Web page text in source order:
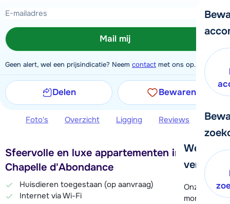
We
verder!
Onze
moment
Mail mij
Geen alert, wel een prijsindicatie? Neem contact met ons op.
Delen Bewaren
Foto's Overzicht Ligging Reviews Extra
Sfeervolle en luxe appartementen in La
Chapelle d'Abondance
Huisdieren toegestaan (op aanvraag)
Internet via Wi-Fi